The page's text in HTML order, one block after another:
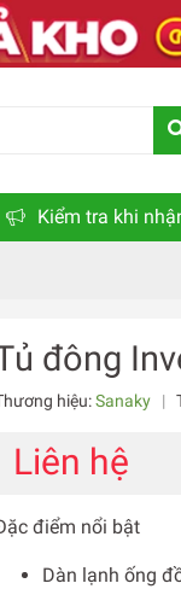
Kiểm tra khi
đông
hiệu:Sanaky |
Liên hệ
điểm nổi bật
Dàn lạnh ống